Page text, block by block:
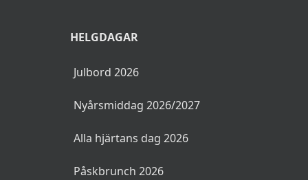
HELGDAGAR
Julbord 2026
Nyårsmiddag 2026/2027
Alla hjärtans dag 2026
Påskbrunch 2026